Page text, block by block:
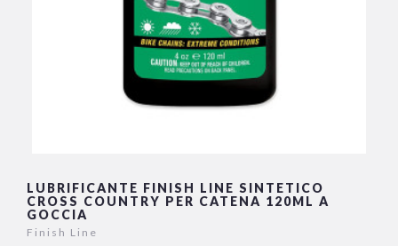
LUBRIFICANTE FINISH LINE SINTETICO
CROSS COUNTRY PER CATENA 120ML A
GOCCIA
Finish Line